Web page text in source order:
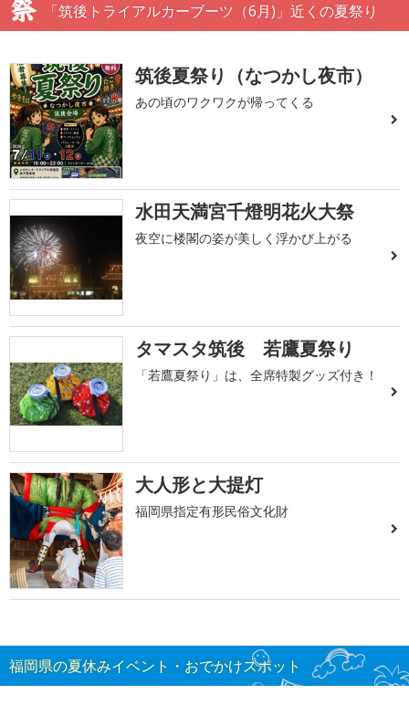
「筑後トライアルカーブーツ（6月)」近くの夏祭り
筑後夏祭り（なつかし夜市）
あの頃のワクワクが帰ってくる
水田天満宮千燈明花火大祭
夜空に楼閣の姿が美しく浮かび上がる
タマスタ筑後 若鷹夏祭り
「若鷹夏祭り」は、全席特製グッズ付き！
大人形と大提灯
福岡県指定有形民俗文化財
福岡県の夏休みイベント・おでかけスポット